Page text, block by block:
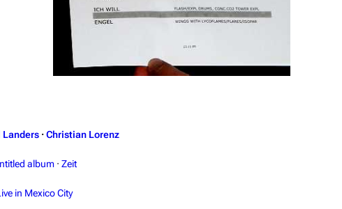
Landers · Christian Lorenz
album · Zeit
in Mexico City